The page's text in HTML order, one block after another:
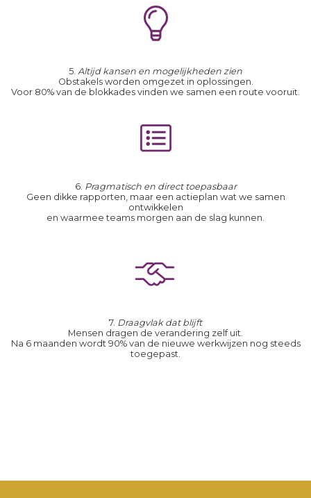
5. Altijd kansen en mogelijkheden zien
Obstakels worden omgezet in oplossingen.
Voor 80% van de blokkades vinden we samen een route vooruit.
6. Pragmatisch en direct toepasbaar
Geen dikke rapporten, maar een actieplan wat we samen
ontwikkelen
en waarmee teams morgen aan de slag kunnen.
7. Draagvlak dat blijft
Mensen dragen de verandering zelf uit.
Na 6 maanden wordt 90% van de nieuwe werkwijzen nog steeds
toegepast.